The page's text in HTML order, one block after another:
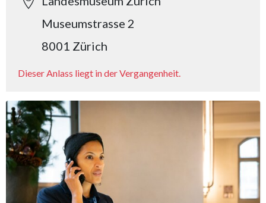
Museumstrasse 2
8001 Zürich
Dieser Anlass liegt in der Vergangenheit.